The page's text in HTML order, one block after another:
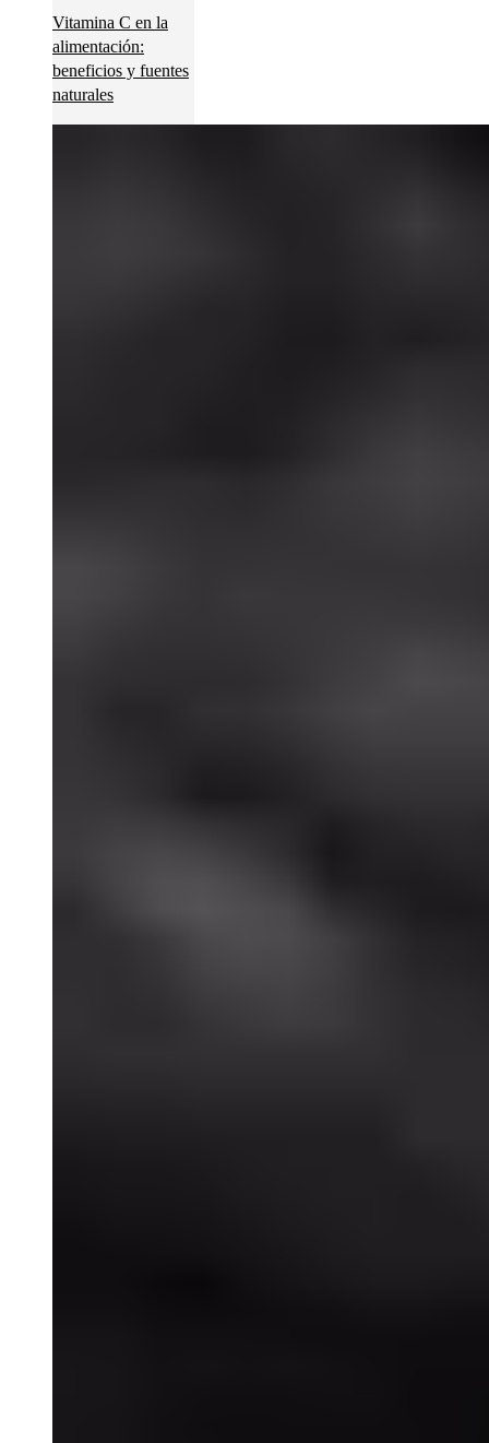
Vitamina C en la
alimentación:
beneficios y fuentes
naturales